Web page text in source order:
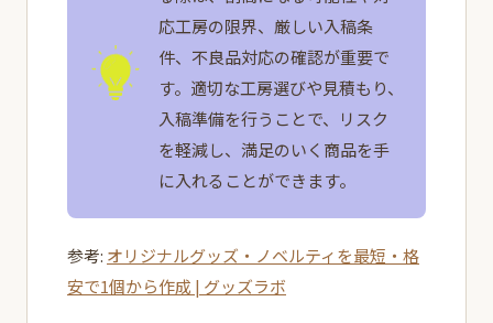
応工房の限界、厳しい入稿条
件、不良品対応の確認が重要で
す。適切な工房選びや見積もり、
入稿準備を行うことで、リスク
を軽減し、満足のいく商品を手
に入れることができます。
参考: オリジナルグッズ・ノベルティを最短・格
安で1個から作成 | グッズラボ